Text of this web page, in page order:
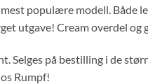
populære modell. Både
utgave! Cream overdel og
Selges på bestilling i de
Rumpf!